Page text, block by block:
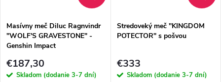
Masívny meč Diluc Ragnvindr
"WOLF'S GRAVESTONE" -
Genshin Impact
€187,30
Skladom (dodanie 3-7 dní)
Stredoveký meč "KINGDOM
POTECTOR" s pošvou
€333
Skladom (dodanie 3-7 dní)